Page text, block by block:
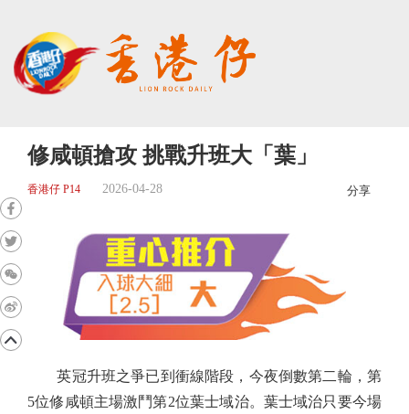
修咸頓搶攻 挑戰升班大「葉」
香港仔 P14 2026-04-28 分享
英冠升班之爭已到衝線階段，今夜倒數第二輪，第
5位修咸頓主場激鬥第2位葉士域治。葉士域治只要今場